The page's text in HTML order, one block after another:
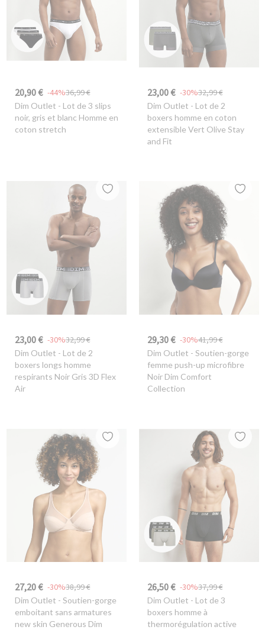
20,90 € 36,99 €
-44%
Dim Outlet - Lot de 3 slips
noir, gris et blanc Homme en
coton stretch
23,00 € 32,99 €
-30%
Dim Outlet - Lot de 2
boxers homme en coton
extensible Vert Olive Stay
and Fit
23,00 € 32,99 €
-30%
Dim Outlet - Lot de 2
boxers longs homme
respirants Noir Gris 3D Flex
Air
29,30 € 41,99 €
-30%
Dim Outlet - Soutien-gorge
femme push-up microfibre
Noir Dim Comfort
Collection
27,20 € 38,99 €
-30%
Dim Outlet - Soutien-gorge
emboitant sans armatures
new skin Generous Dim
26,50 € 37,99 €
-30%
Dim Outlet - Lot de 3
boxers homme à
thermorégulation active